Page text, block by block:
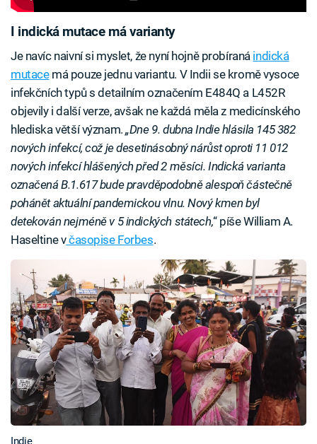
I indická mutace má varianty
Je navíc naivní si myslet, že nyní hojně probíraná indická
mutacemá pouze jednu variantu. V Indii se kromě vysoce
infekčních typů s detailním označením E484Q a L452R
objevily i další verze, avšak ne každá měla z medicínského
hlediska větší význam.„Dne 9. dubna Indie hlásila 145 382
nových infekcí, což je desetinásobný nárůst oproti 11 012
nových infekcí hlášených před 2 měsíci. Indická varianta
označená B.1.617 bude pravděpodobně alespoň částečně
pohánět aktuální pandemickou vlnu. Nový kmen byl
detekován nejméně v 5 indických státech,“ píše William A.
Haseltine včasopise Forbes.
Indie